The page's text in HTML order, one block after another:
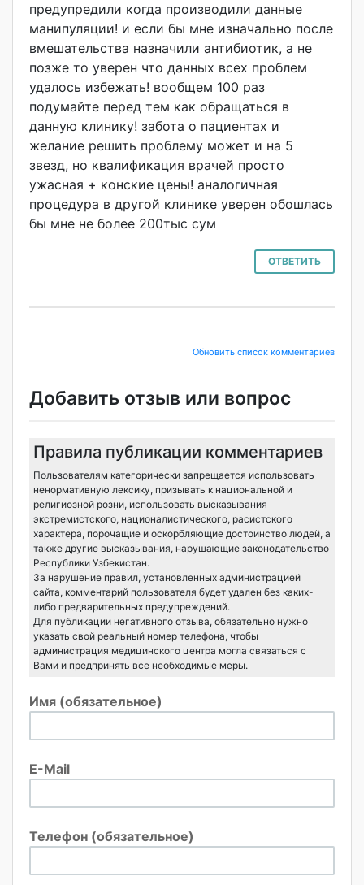
предупредили когда производили данные
манипуляции! и если бы мне изначально после
вмешательства назначили антибиотик, а не
позже то уверен что данных всех проблем
удалось избежать! вообщем 100 раз
подумайте перед тем как обращаться в
данную клинику! забота о пациентах и
желание решить проблему может и на 5
звезд, но квалификация врачей просто
ужасная + конские цены! аналогичная
процедура в другой клинике уверен обошлась
бы мне не более 200тыс сум
ОТВЕТИТЬ
Обновить список комментариев
Добавить отзыв или вопрос
Правила публикации комментариев
Пользователям категорически запрещается использовать
ненормативную лексику, призывать к национальной и
религиозной розни, использовать высказывания
экстремистского, националистического, расистского
характера, порочащие и оскорбляющие достоинство людей, а
также другие высказывания, нарушающие законодательство
Республики Узбекистан.
За нарушение правил, установленных администрацией
сайта, комментарий пользователя будет удален без каких-
либо предварительных предупреждений.
Для публикации негативного отзыва, обязательно нужно
указать свой реальный номер телефона, чтобы
администрация медицинского центра могла связаться с
Вами и предпринять все необходимые меры.
Имя (обязательное)
E-Mail
Телефон (обязательное)